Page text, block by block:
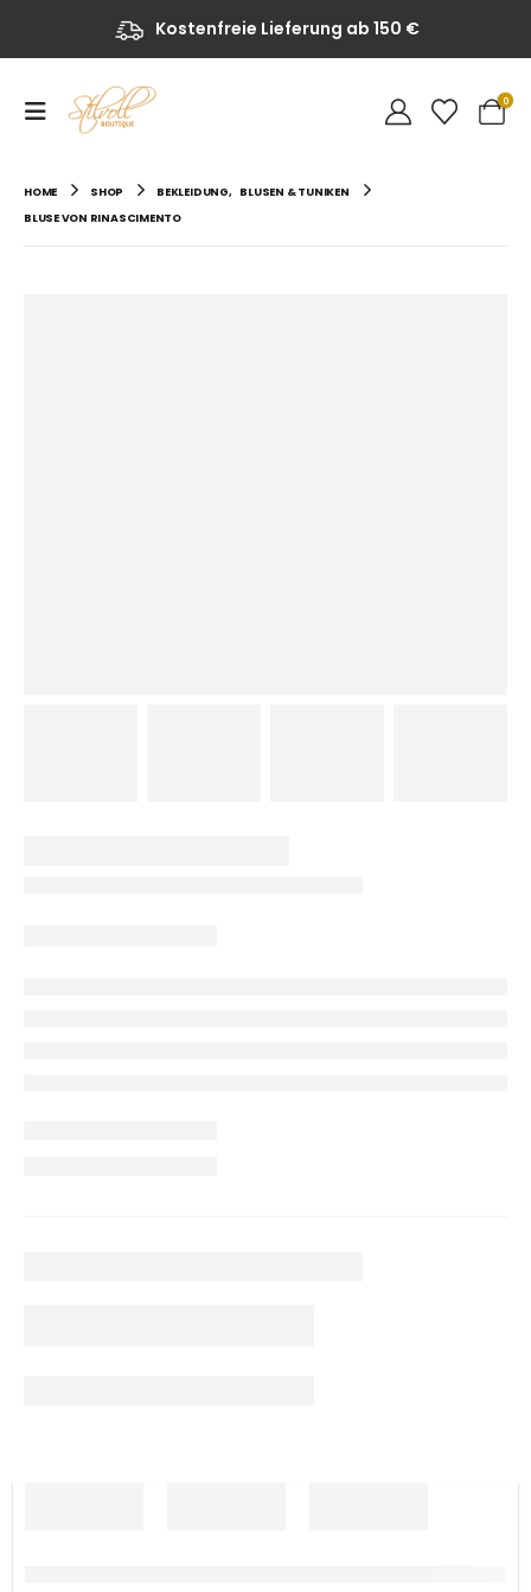
Kostenfreie Lieferung ab 150 €
0
HOME SHOP BEKLEIDUNG, BLUSEN & TUNIKEN
BLUSE VON RINASCIMENTO